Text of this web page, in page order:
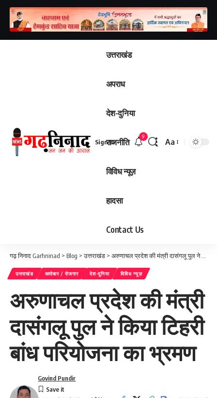
उत्तराखंड
अपराध
देश-दुनिया
राजनीति
विविध न्यूज़
हादसा
Contact Us
Sign In
9
Font
Aa
गढ़ निनाद Garhninad > Blog >उत्तराखंड > अरुणाचल प्रदेश की मंत्री दासंगलू पुल ने किया टिहरी बांध परियोजना का भ्रमण
उत्तराखंड कारोबार / रोजगार देश-दुनिया विविध न्यूज़
अरुणाचल प्रदेश की मंत्री
दासंगलू पुल ने किया टिहरी
बांध परियोजना का भ्रमण
Govind Pundir